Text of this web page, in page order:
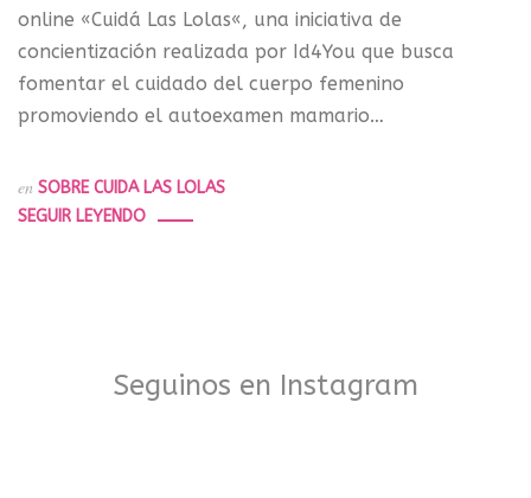
online «Cuidá Las Lolas«, una iniciativa de
concientización realizada por Id4You que busca
fomentar el cuidado del cuerpo femenino
promoviendo el autoexamen mamario…
en SOBRE CUIDA LAS LOLAS
SEGUIR LEYENDO
Seguinos en Instagram